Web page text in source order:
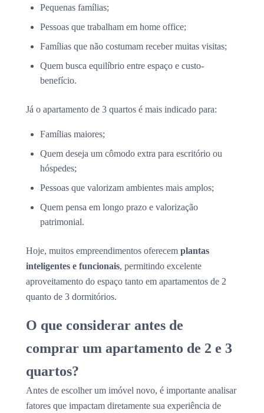
Pequenas famílias;
Pessoas que trabalham em home office;
Famílias que não costumam receber muitas visitas;
Quem busca equilíbrio entre espaço e custo-
benefício.
Já o apartamento de 3 quartos é mais indicado para:
Famílias maiores;
Quem deseja um cômodo extra para escritório ou
hóspedes;
Pessoas que valorizam ambientes mais amplos;
Quem pensa em longo prazo e valorização
patrimonial.
Hoje, muitos empreendimentos oferecem plantas
inteligentes e funcionais, permitindo excelente
aproveitamento do espaço tanto em apartamentos de 2
quanto de 3 dormitórios.
O que considerar antes de
comprar um apartamento de 2 e 3
quartos?
Antes de escolher um imóvel novo, é importante analisar
fatores que impactam diretamente sua experiência de